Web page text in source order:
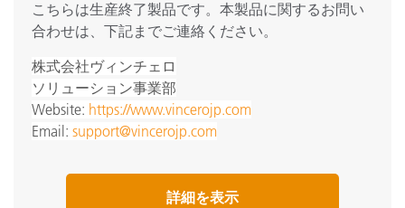
こちらは生産終了製品です。本製品に関するお問い
合わせは、下記までご連絡ください。
株式会社ヴィンチェロ
ソリューション事業部
Website: https://www.vincerojp.com
Email: support@vincerojp.com
詳細を表示